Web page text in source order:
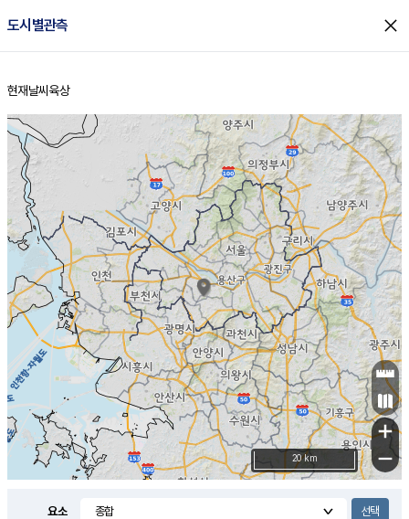
도시별관측 close
홈
현재날씨 육상
+
−
20 km
요소